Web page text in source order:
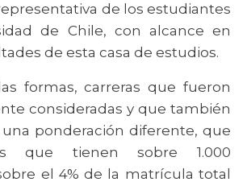
de los estudiantes
de Chile, con alcance en
de esta casa de estudios.
formas, carreras que fueron
consideradas y que también
ponderación diferente, que
que tienen sobre 1.000
el 4% de la matrícula total